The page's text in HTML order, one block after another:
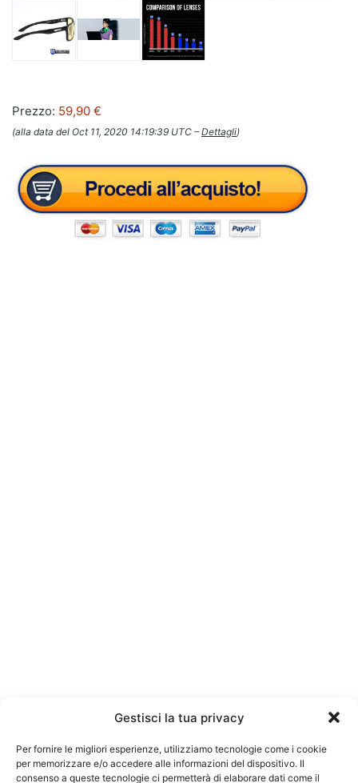
Gestisci la tua privacy
Per fornire le migliori esperienze, utilizziamo tecnologie come i cookie
per memorizzare e/o accedere alle informazioni del dispositivo. Il
consenso a queste tecnologie ci permetterà di elaborare dati come il
Prezzo: 59,90 €
(alla data del Oct 11, 2020 14:19:39 UTC –Dettagli)